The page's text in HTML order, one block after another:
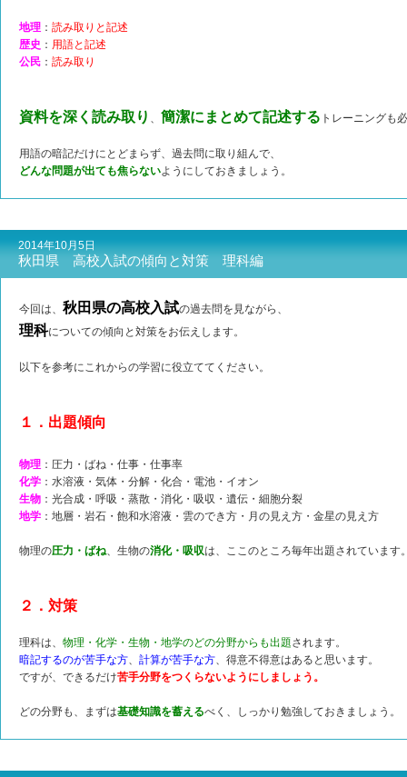
地理 ： 読み取りと記述
歴史 ： 用語と記述
公民 ： 読み取り
資料を深く読み取り 、 簡潔にまとめて記述する トレーニングも
用語の暗記だけにとどまらず、過去問に取り組んで、
どんな問題が出ても焦らないようにしておきましょう。
2014年10月5日
秋田県 高校入試の傾向と対策 理科編
今回は、 秋田県の高校入試の過去問を見ながら、
理科についての傾向と対策をお伝えします。
以下を参考にこれからの学習に役立ててください。
１．出題傾向
物理 ：圧力・ばね・仕事・仕事率
化学 ：水溶液・気体・分解・化合・電池・イオン
生物 ：光合成・呼吸・蒸散・消化・吸収・遺伝・細胞分裂
地学 ：地層・岩石・飽和水溶液・雲のでき方・月の見え方・金星の見え方
物理の圧力・ばね、生物の消化・吸収は、ここのところ毎年出題されています
２．対策
理科は、 物理・化学・生物・地学のどの分野からも出題されます。
暗記するのが苦手な方、 計算が苦手な方、得意不得意はあると思います。
ですが、できるだけ苦手分野をつくらないようにしましょう。
どの分野も、まずは基礎知識を蓄えるべく、しっかり勉強しておきましょう。